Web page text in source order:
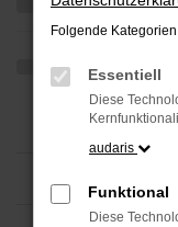
Folgende
Essentiell
Diese
audaris
Funktional
Diese